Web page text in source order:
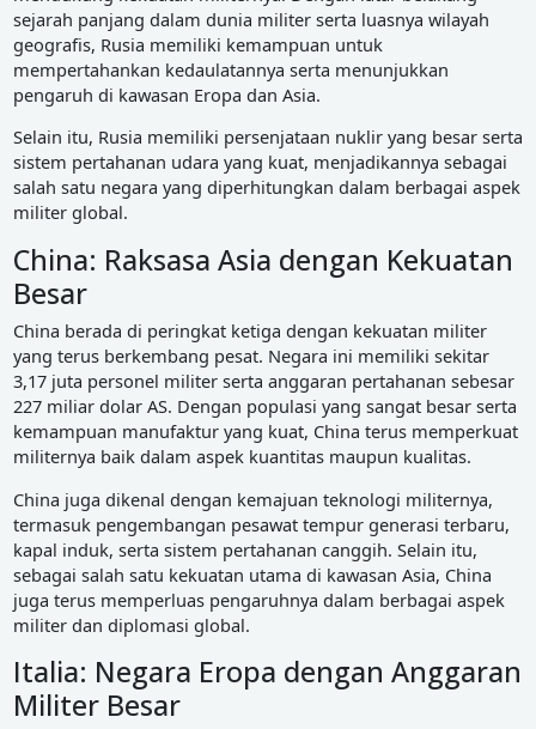
sejarah panjang dalam dunia militer serta luasnya wilayah
geografis, Rusia memiliki kemampuan untuk
mempertahankan kedaulatannya serta menunjukkan
pengaruh di kawasan Eropa dan Asia.
Selain itu, Rusia memiliki persenjataan nuklir yang besar serta
sistem pertahanan udara yang kuat, menjadikannya sebagai
salah satu negara yang diperhitungkan dalam berbagai aspek
militer global.
China: Raksasa Asia dengan Kekuatan
Besar
China berada di peringkat ketiga dengan kekuatan militer
yang terus berkembang pesat. Negara ini memiliki sekitar
3,17 juta personel militer serta anggaran pertahanan sebesar
227 miliar dolar AS. Dengan populasi yang sangat besar serta
kemampuan manufaktur yang kuat, China terus memperkuat
militernya baik dalam aspek kuantitas maupun kualitas.
China juga dikenal dengan kemajuan teknologi militernya,
termasuk pengembangan pesawat tempur generasi terbaru,
kapal induk, serta sistem pertahanan canggih. Selain itu,
sebagai salah satu kekuatan utama di kawasan Asia, China
juga terus memperluas pengaruhnya dalam berbagai aspek
militer dan diplomasi global.
Italia: Negara Eropa dengan Anggaran
Militer Besar